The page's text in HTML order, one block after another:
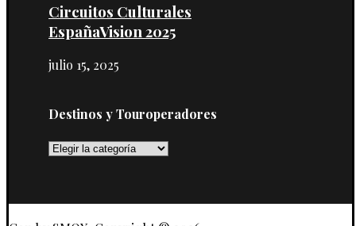
Circuitos Culturales
EspañaVision 2025
julio 15, 2025
Destinos y Touroperadores
Destinos